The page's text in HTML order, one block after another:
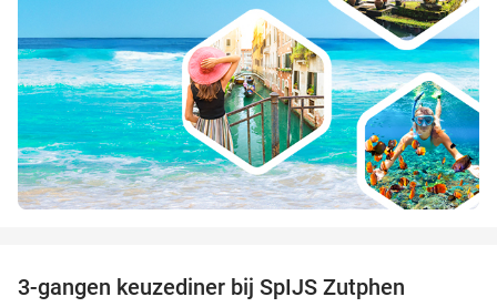
3-gangen keuzediner bij SpIJS Zutphen